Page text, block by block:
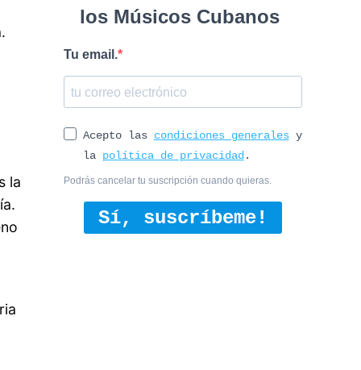
la
los Músicos Cubanos
Tu email.
Acepto las condiciones generalesy
la política de privacidad.
Podrás cancelar tu suscripción cuando quieras.
Sí, suscríbeme!